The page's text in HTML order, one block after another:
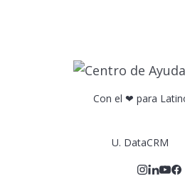
Con el ❤ para
U. DataCRM